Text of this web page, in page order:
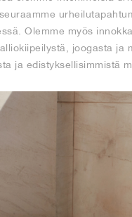
Olemme myös
joogasta ja
ja edistyksellisimmistä